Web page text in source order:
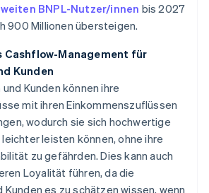
BNPL-Nutzer/innen bis 2027
900 Millionen übersteigen.
Cashflow-Management für
Kunden
und Kunden können ihre
mit ihren Einkommenszuflüssen
wodurch sie sich hochwertige
leisten können, ohne ihre
zu gefährden. Dies kann auch
Loyalität führen, da die
Kunden es zu schätzen wissen, wenn